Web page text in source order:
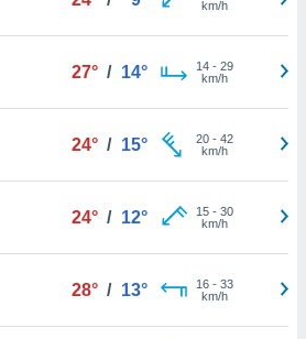
km/h
27° / 14° 14- 29
km/h
24° / 15° 20- 42
km/h
24° / 12° 15- 30
km/h
28° / 13° 16- 33
km/h